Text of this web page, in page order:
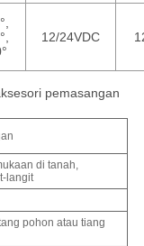
12/24VDC
pemasangan
di tanah,
langit
pohon atau tiang